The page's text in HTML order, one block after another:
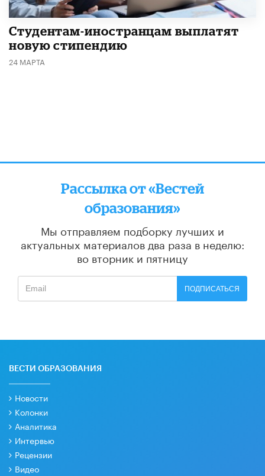
Студентам-иностранцам выплатят
новую стипендию
24 МАРТА
Рассылка от «Вестей
образования»
Мы отправляем подборку лучших и
актуальных материалов два раза в неделю:
во вторник и пятницу
ПОДПИСАТЬСЯ
ВЕСТИ ОБРАЗОВАНИЯ
Новости
Колонки
Аналитика
Интервью
Рецензии
Видео